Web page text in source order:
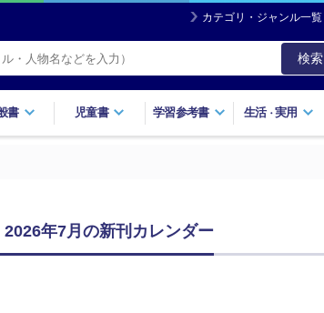
カテゴリ・ジャンル一覧
検索
書 児童書 学習参考書 生活・実用
年7月の新刊カレンダー